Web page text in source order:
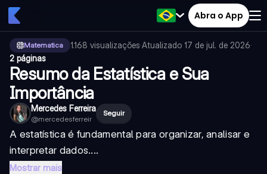
Abra o App
Matematica 1.168 visualizações·Atualizado 17 de jul. de 2026·
2 páginas
Resumo da Estatística e Sua
Importância
Mercedes Ferreira
@mercedesferreir
Seguir
A estatística é fundamental para organizar, analisar e
interpretar dados....
Mostrar mais